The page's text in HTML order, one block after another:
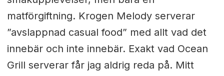
matförgiftning. Krogen Melody serverar
”avslappnad casual food” med allt vad det
innebär och inte innebär. Exakt vad Ocean
Grill serverar får jag aldrig reda på. Mitt